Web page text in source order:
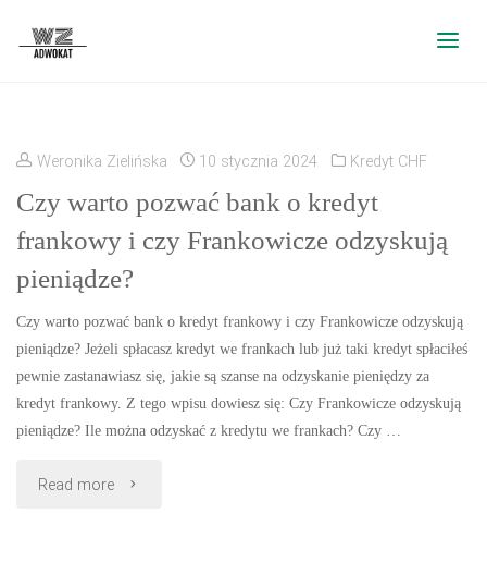
Weronika Zielińska 10 stycznia 2024 Kredyt CHF
Czy warto pozwać bank o kredyt
frankowy i czy Frankowicze odzyskują
pieniądze?
Czy warto pozwać bank o kredyt frankowy i czy Frankowicze odzyskują
pieniądze? Jeżeli spłacasz kredyt we frankach lub już taki kredyt spłaciłeś
pewnie zastanawiasz się, jakie są szanse na odzyskanie pieniędzy za
kredyt frankowy. Z tego wpisu dowiesz się: Czy Frankowicze odzyskują
pieniądze? Ile można odzyskać z kredytu we frankach? Czy …
Read more "Czy